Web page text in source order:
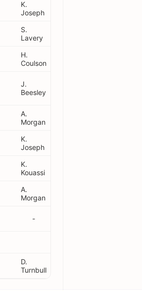
K.
Joseph
S.
Lavery
H.
Coulson
J.
Beesley
A.
Morgan
K.
Joseph
K.
Kouassi
A.
Morgan
-
D.
Turnbull